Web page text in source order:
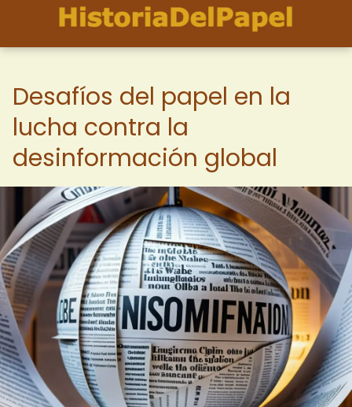
Desafíos del papel en la
lucha contra la
desinformación global